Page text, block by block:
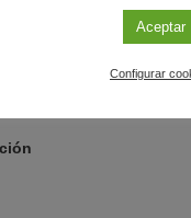
de tener
más
tiempo, lo que
Aceptar
Configurar